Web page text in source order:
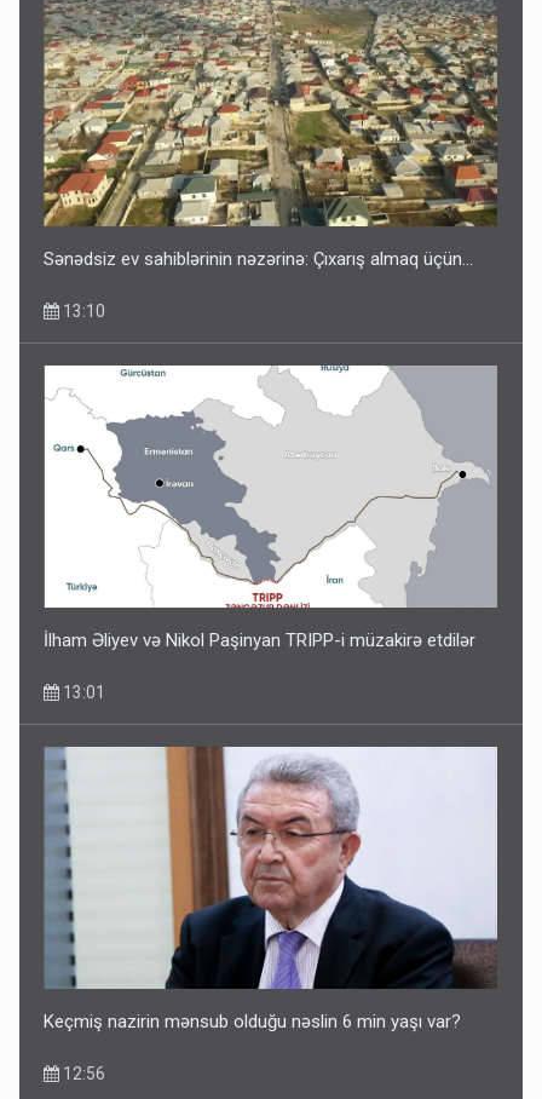
Sənədsiz ev sahiblərinin nəzərinə: Çıxarış almaq üçün...
13:10
İlham Əliyev və Nikol Paşinyan TRIPP-i müzakirə etdilər
13:01
Keçmiş nazirin mənsub olduğu nəslin 6 min yaşı var?
12:56